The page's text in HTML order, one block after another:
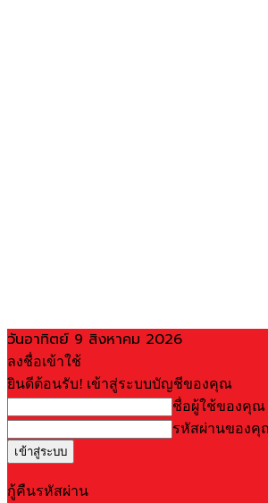
วันอาทิตย์ 9 สิงหาคม 2026
ลงชื่อเข้าใช้
ยินดีต้อนรับ! เข้าสู่ระบบบัญชีของคุณ
ชื่อผู้ใช้ของคุณ
รหัสผ่านของคุ
กู้คืนรหัสผ่าน